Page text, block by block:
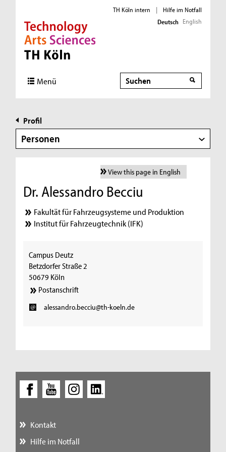
Direkt zur Hauptnavigation
Direkt zur Subnavigation
Direkt zum Inhalt
Direkt zum Fußbereich
TH Köln intern |
Hilfe im Notfall
Deutsch English
Menü Suche
Profil
Personen
View this page in English
Dr. Alessandro Becciu
Fakultät für Fahrzeugsysteme und Produktion
Institut für Fahrzeugtechnik (IFK)
Campus Deutz
Betzdorfer Straße 2
50679 Köln
Postanschrift
alessandro.becciu@th-koeln.de
Kontakt
Hilfe im Notfall